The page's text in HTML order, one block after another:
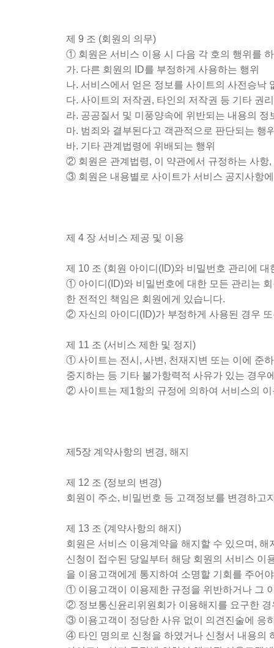
제 9 조 (회원의 의무)
① 회원은 서비스 이용 시 다음 각 호의 행위를
가. 다른 회원의 ID를 부정하게 사용하는 행위
나. 서비스에서 얻은 정보를 사이트의 사전승낙
다. 사이트의 저작권, 타인의 저작권 등 기타 권
라. 공공질서 및 미풍양속에 위반되는 내용의
마. 범죄와 결부된다고 객관적으로 판단되는 행
바. 기타 관계법령에 위배되는 행위
② 회원은 관계법령, 이 약관에서 규정하는 사항
③ 회원은 내용별로 사이트가 서비스 공지사항
제 4 장 서비스 제공 및 이용
제 10 조 (회원 아이디(ID)와 비밀번호 관리에 대
① 아이디(ID)와 비밀번호에 대한 모든 관리는
한 전적인 책임은 회원에게 있습니다.
② 자신의 아이디(ID)가 부정하게 사용된 경우
제 11 조 (서비스 제한 및 정지)
① 사이트는 전시, 사변, 천재지변 또는 이에 준
중지하는 등 기타 불가항력적 사유가 있는 경우
② 사이트는 제1항의 규정에 의하여 서비스의
제5장 계약사항의 변경, 해지
제 12 조 (정보의 변경)
회원이 주소, 비밀번호 등 고객정보를 변경하고
제 13 조 (계약사항의 해지)
회원은 서비스 이용계약을 해지할 수 있으며,
신청이 접수된 당일부터 해당 회원의 서비스 이
을 이용고객에게 통지하여 소명할 기회를 주어
① 이용고객이 이용제한 규정을 위반하거나 그
② 정보통신윤리위원회가 이용해지를 요구한 경
③ 이용고객이 정당한 사유 없이 의견진술에 응
④ 타인 명의로 신청을 하였거나 신청서 내용의